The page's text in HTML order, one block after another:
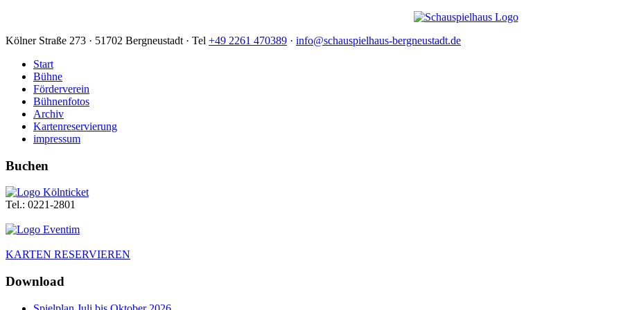
Kölner Straße 273 · 51702 Bergneustadt · Tel +49 2261 470389 · info@schauspielhaus-bergneustadt.de
Start
Bühne
Förderverein
Bühnenfotos
Archiv
Kartenreservierung
impressum
Buchen
Tel.: 0221-2801
KARTEN RESERVIEREN
Download